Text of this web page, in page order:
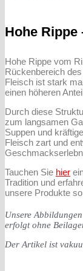
Hohe Rippe
Hohe Rippe vom
Rückenbereich
Fleisch ist stark
einen höheren
Durch diese
zum langsamen
Suppen und
Fleisch zart und
Tauchen Sie hier
Tradition und
unsere Produkte
Unsere
erfolgt ohne
Der Artikel ist